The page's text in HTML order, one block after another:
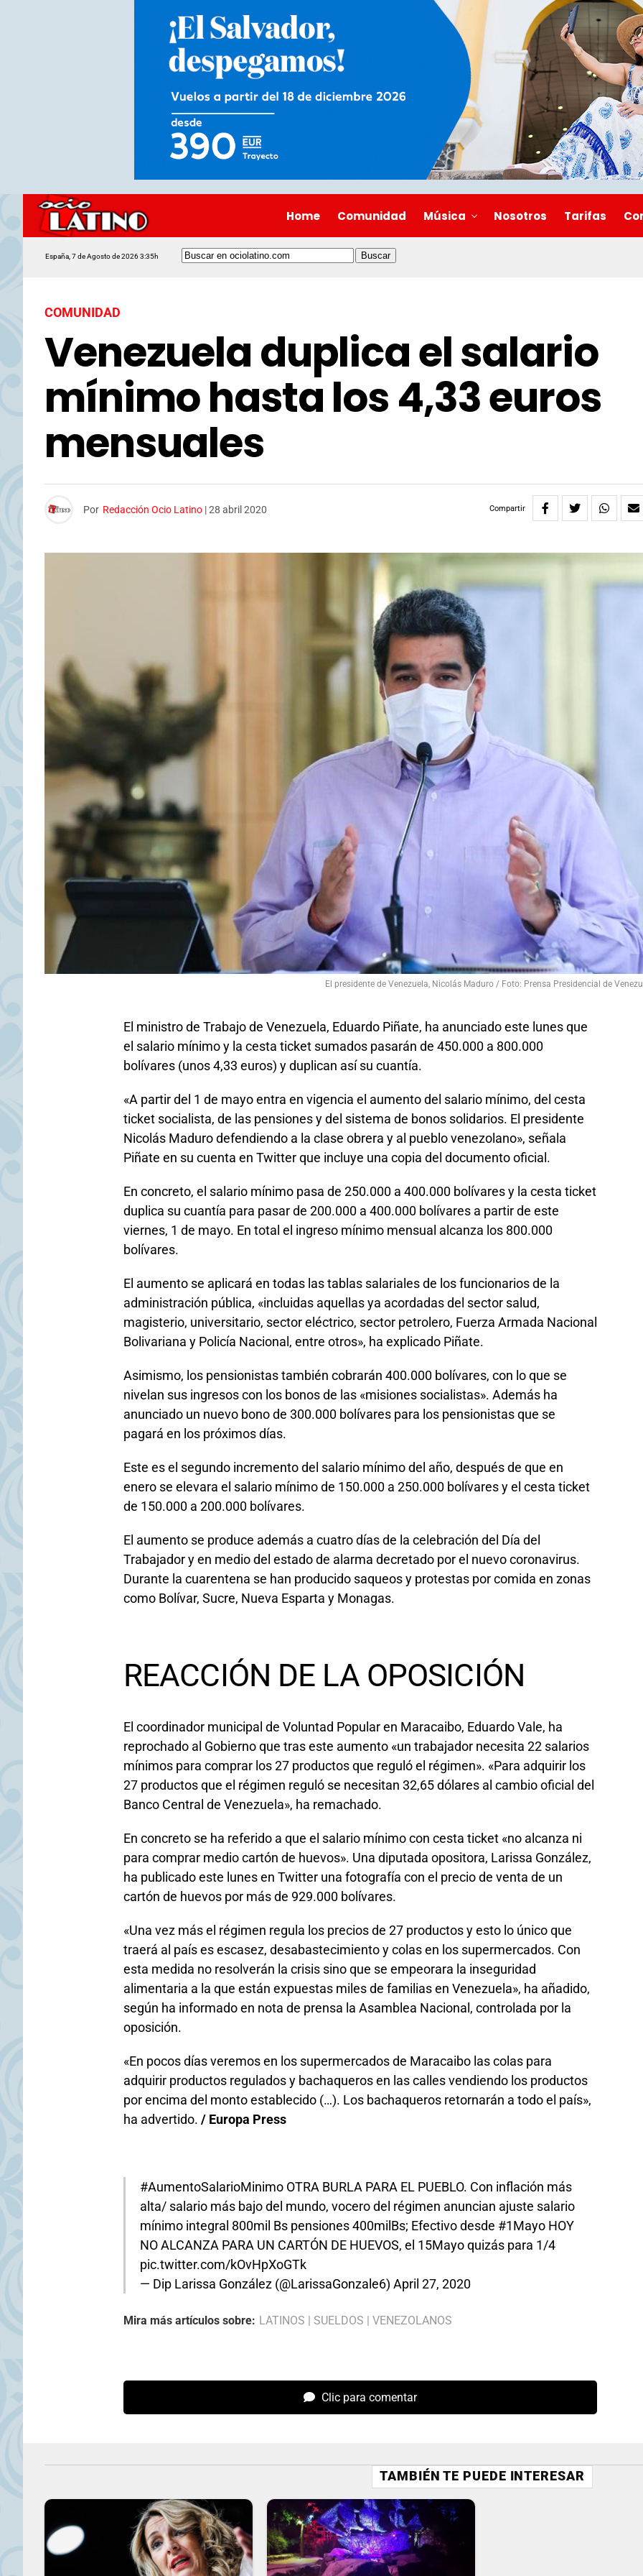
Home Comunidad Música Nosotros Tarifas
España, 7 de Agosto de 2026 3:35h
COMUNIDAD
Venezuela duplica el salario
mínimo hasta los 4,33 euros
mensuales
Por Redacción Ocio Latino |28 abril 2020 Compartir
El presidente de Venezuela, Nicolás Maduro / Foto: Prensa Presidencial de
El ministro de Trabajo de Venezuela, Eduardo Piñate, ha anunciado este lunes que
el salario mínimo y la cesta ticket sumados pasarán de 450.000 a 800.000
bolívares (unos 4,33 euros) y duplican así su cuantía.
«A partir del 1 de mayo entra en vigencia el aumento del salario mínimo, del cesta
ticket socialista, de las pensiones y del sistema de bonos solidarios. El presidente
Nicolás Maduro defendiendo a la clase obrera y al pueblo venezolano», señala
Piñate en su cuenta en Twitter que incluye una copia del documento oficial.
En concreto, el salario mínimo pasa de 250.000 a 400.000 bolívares y la cesta ticket
duplica su cuantía para pasar de 200.000 a 400.000 bolívares a partir de este
viernes, 1 de mayo. En total el ingreso mínimo mensual alcanza los 800.000
bolívares.
El aumento se aplicará en todas las tablas salariales de los funcionarios de la
administración pública, «incluidas aquellas ya acordadas del sector salud,
magisterio, universitario, sector eléctrico, sector petrolero, Fuerza Armada Nacional
Bolivariana y Policía Nacional, entre otros», ha explicado Piñate.
Asimismo, los pensionistas también cobrarán 400.000 bolívares, con lo que se
nivelan sus ingresos con los bonos de las «misiones socialistas». Además ha
anunciado un nuevo bono de 300.000 bolívares para los pensionistas que se
pagará en los próximos días.
Este es el segundo incremento del salario mínimo del año, después de que en
enero se elevara el salario mínimo de 150.000 a 250.000 bolívares y el cesta ticket
de 150.000 a 200.000 bolívares.
El aumento se produce además a cuatro días de la celebración del Día del
Trabajador y en medio del estado de alarma decretado por el nuevo coronavirus.
Durante la cuarentena se han producido saqueos y protestas por comida en zonas
como Bolívar, Sucre, Nueva Esparta y Monagas.
REACCIÓN DE LA OPOSICIÓN
El coordinador municipal de Voluntad Popular en Maracaibo, Eduardo Vale, ha
reprochado al Gobierno que tras este aumento «un trabajador necesita 22 salarios
mínimos para comprar los 27 productos que reguló el régimen». «Para adquirir los
27 productos que el régimen reguló se necesitan 32,65 dólares al cambio oficial del
Banco Central de Venezuela», ha remachado.
En concreto se ha referido a que el salario mínimo con cesta ticket «no alcanza ni
para comprar medio cartón de huevos». Una diputada opositora, Larissa González,
ha publicado este lunes en Twitter una fotografía con el precio de venta de un
cartón de huevos por más de 929.000 bolívares.
«Una vez más el régimen regula los precios de 27 productos y esto lo único que
traerá al país es escasez, desabastecimiento y colas en los supermercados. Con
esta medida no resolverán la crisis sino que se empeorara la inseguridad
alimentaria a la que están expuestas miles de familias en Venezuela», ha añadido,
según ha informado en nota de prensa la Asamblea Nacional, controlada por la
oposición.
«En pocos días veremos en los supermercados de Maracaibo las colas para
adquirir productos regulados y bachaqueros en las calles vendiendo los productos
por encima del monto establecido (…). Los bachaqueros retornarán a todo el país»,
ha advertido. / Europa Press
#AumentoSalarioMinimo OTRA BURLA PARA EL PUEBLO. Con inflación más
alta/ salario más bajo del mundo, vocero del régimen anuncian ajuste salario
mínimo integral 800mil Bs pensiones 400milBs; Efectivo desde #1Mayo HOY
NO ALCANZA PARA UN CARTÓN DE HUEVOS, el 15Mayo quizás para 1/4
pic.twitter.com/kOvHpXoGTk
— Dip Larissa González (@LarissaGonzale6) April 27, 2020
Mira más artículos sobre: LATINOS | SUELDOS | VENEZOLANOS
Clic para comentar
TAMBIÉN TE PUEDE INTERESAR